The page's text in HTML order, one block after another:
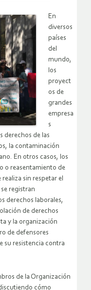
En
diversos
países
del
mundo,
los
proyect
os de
grandes
empresa
s
derechos de las
la contaminación
En otros casos, los
o reasentamiento de
sin respetar el
registran
derechos laborales,
de derechos
y la organización
de defensores
su resistencia contra
de la Organización
cómo